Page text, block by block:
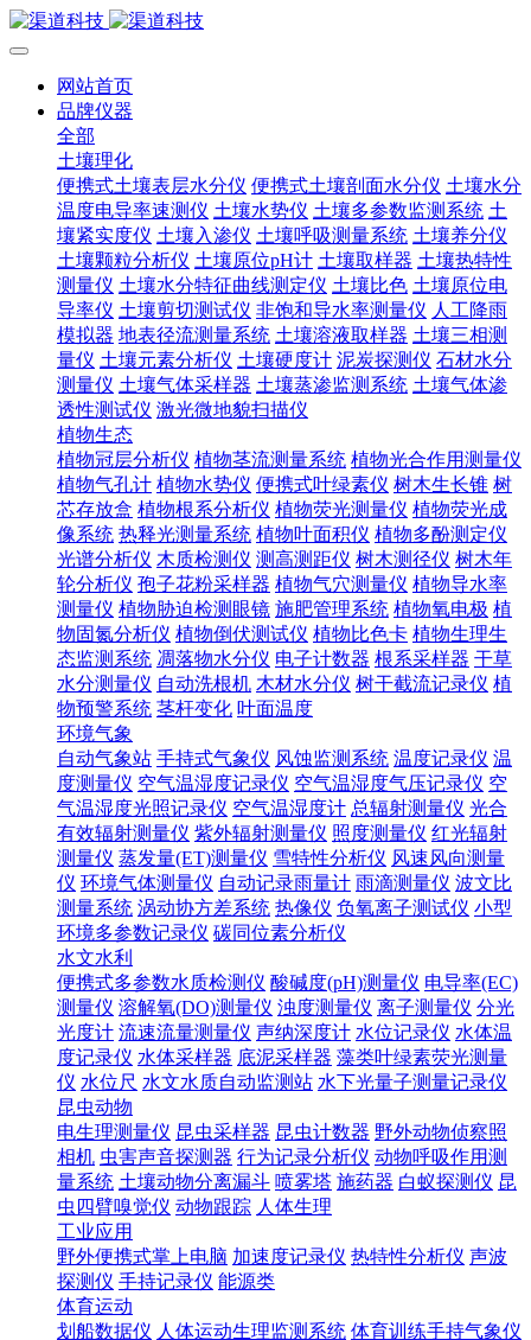
网站首页
品牌仪器
全部
土壤理化
便携式土壤表层水分仪 便携式土壤剖面水分仪 土壤水分
温度电导率速测仪 土壤水势仪 土壤多参数监测系统 土
壤紧实度仪 土壤入渗仪 土壤呼吸测量系统 土壤养分仪
土壤颗粒分析仪 土壤原位pH计 土壤取样器 土壤热特性
测量仪 土壤水分特征曲线测定仪 土壤比色 土壤原位电
导率仪 土壤剪切测试仪 非饱和导水率测量仪 人工降雨
模拟器 地表径流测量系统 土壤溶液取样器 土壤三相测
量仪 土壤元素分析仪 土壤硬度计 泥炭探测仪 石材水分
测量仪 土壤气体采样器 土壤蒸渗监测系统 土壤气体渗
透性测试仪 激光微地貌扫描仪
植物生态
植物冠层分析仪 植物茎流测量系统 植物光合作用测量仪
植物气孔计 植物水势仪 便携式叶绿素仪 树木生长锥 树
芯存放盒 植物根系分析仪 植物荧光测量仪 植物荧光成
像系统 热释光测量系统 植物叶面积仪 植物多酚测定仪
光谱分析仪 木质检测仪 测高测距仪 树木测径仪 树木年
轮分析仪 孢子花粉采样器 植物气穴测量仪 植物导水率
测量仪 植物胁迫检测眼镜 施肥管理系统 植物氧电极 植
物固氮分析仪 植物倒伏测试仪 植物比色卡 植物生理生
态监测系统 凋落物水分仪 电子计数器 根系采样器 干草
水分测量仪 自动洗根机 木材水分仪 树干截流记录仪 植
物预警系统 茎杆变化 叶面温度
环境气象
自动气象站 手持式气象仪 风蚀监测系统 温度记录仪 温
度测量仪 空气温湿度记录仪 空气温湿度气压记录仪 空
气温湿度光照记录仪 空气温湿度计 总辐射测量仪 光合
有效辐射测量仪 紫外辐射测量仪 照度测量仪 红光辐射
测量仪 蒸发量(ET)测量仪 雪特性分析仪 风速风向测量
仪 环境气体测量仪 自动记录雨量计 雨滴测量仪 波文比
测量系统 涡动协方差系统 热像仪 负氧离子测试仪 小型
环境多参数记录仪 碳同位素分析仪
水文水利
便携式多参数水质检测仪 酸碱度(pH)测量仪 电导率(EC)
测量仪 溶解氧(DO)测量仪 浊度测量仪 离子测量仪 分光
光度计 流速流量测量仪 声纳深度计 水位记录仪 水体温
度记录仪 水体采样器 底泥采样器 藻类叶绿素荧光测量
仪 水位尺 水文水质自动监测站 水下光量子测量记录仪
昆虫动物
电生理测量仪 昆虫采样器 昆虫计数器 野外动物侦察照
相机 虫害声音探测器 行为记录分析仪 动物呼吸作用测
量系统 土壤动物分离漏斗 喷雾塔 施药器 白蚁探测仪 昆
虫四臂嗅觉仪 动物跟踪 人体生理
工业应用
野外便携式掌上电脑 加速度记录仪 热特性分析仪 声波
探测仪 手持记录仪 能源类
体育运动
划船数据仪 人体运动生理监测系统 体育训练手持气象仪